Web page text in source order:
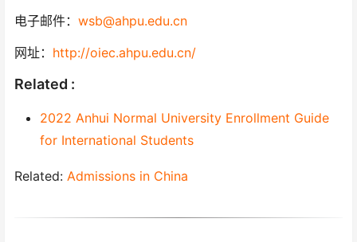
电子邮件： wsb@ahpu.edu.cn
网址： http://oiec.ahpu.edu.cn/
Related :
2022 Anhui Normal University Enrollment Guide
for International Students
Related: Admissions in China